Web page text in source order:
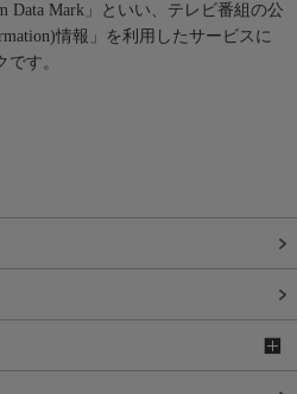
Data Mark」といい、テレビ番組の公
情報」を利用したサービスに
す。